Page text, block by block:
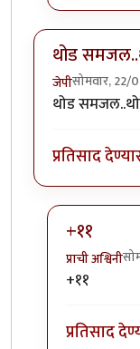
थोड
जेपीसोमवार, 22/
थोड
प्रतिसाद
+११
प्राची अश्विनी
In reply to
+११
प्रतिसाद